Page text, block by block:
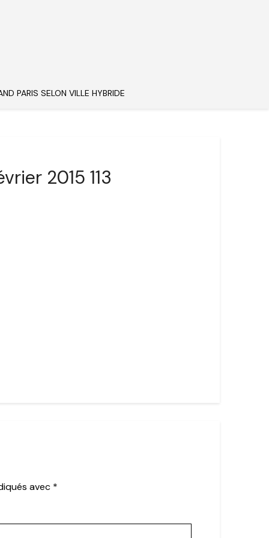
PARIS SELON VILLE HYBRIDE
2015 113
avec *